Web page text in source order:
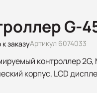
G-
заказуАртикул 6074033
контроллер 2G,
корпус, LCD